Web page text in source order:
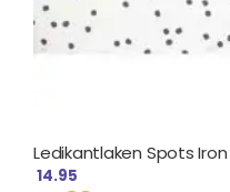
Ledikantlaken Spots
14.95